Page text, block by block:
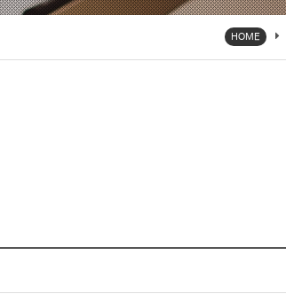
HOME